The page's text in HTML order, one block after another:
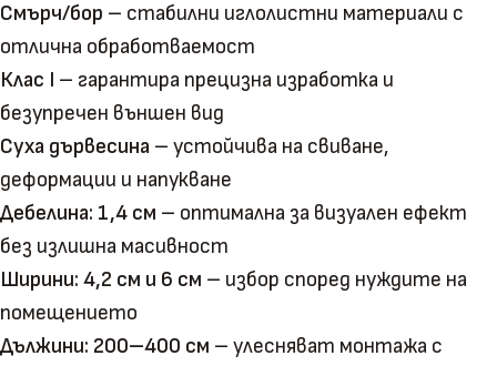
Смърч/бор – стабилни иглолистни материали с
отлична обработваемост
Клас I – гарантира прецизна изработка и
безупречен външен вид
Суха дървесина – устойчива на свиване,
деформации и напукване
Дебелина: 1,4 см – оптимална за визуален ефект
без излишна масивност
Ширини: 4,2 см и 6 см – избор според нуждите на
помещението
Дължини: 200–400 см – улесняват монтажа с